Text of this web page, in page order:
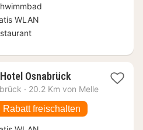
87,29
€
WLAN
Osnabrück1
Nacht
61,14
€
· 20.2 Km von Melle
Rabatt freischalten